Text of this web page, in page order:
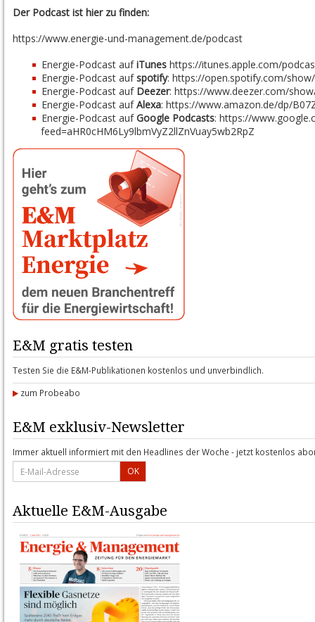
Der Podcast ist hier zu finden:
https://www.energie-und-management.de/podcast
Energie-Podcast aufiTunes https://itunes.apple.com/
Energie-Podcast aufspotify: https://open.spotify.com/
Energie-Podcast auf Deezer: https://www.deezer.com/
Energie-Podcast aufAlexa: https://www.amazon.de/dp/
Energie-Podcast aufGoogle Podcasts: https://
feed=aHR0cHM6Ly9lbmVyZ2llZnVuay5wb2RpZ
E&M gratis testen
Testen Sie die E&M-Publikationen kostenlos und unverbindlich.
zum Probeabo
E&M exklusiv-Newsletter
Immer aktuell informiert mit den Headlines der Woche - jetzt kostenlos
OK
Aktuelle E&M-Ausgabe